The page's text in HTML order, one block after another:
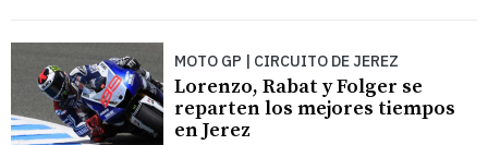
MOTO GP | CIRCUITO DE JEREZ
Lorenzo, Rabat y Folger se
reparten los mejores tiempos
en Jerez